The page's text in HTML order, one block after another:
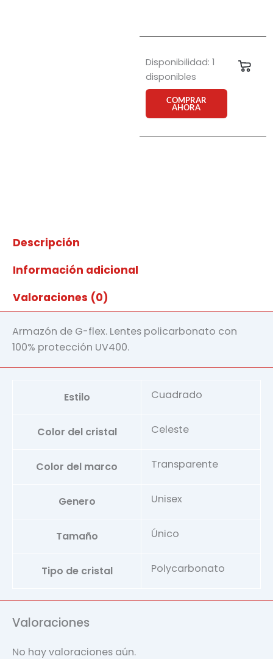
Disponibilidad: 1
disponibles
Anteojo
de
Saipas
cry-
lbs59
COMPRAR
AHORA
Descripción
Información adicional
Valoraciones (0)
Armazón de G-flex. Lentes policarbonato con
100% protección UV400.
Estilo Cuadrado
Color del cristal Celeste
Color del marco Transparente
Genero Unisex
Tamaño Único
Tipo de cristal Polycarbonato
Valoraciones
No hay valoraciones aún.